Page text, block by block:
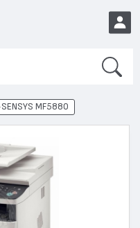
EUR
MF5880